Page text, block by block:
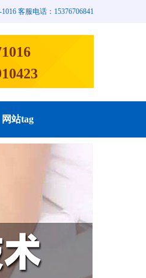
客服电话：15376706841
网站tag